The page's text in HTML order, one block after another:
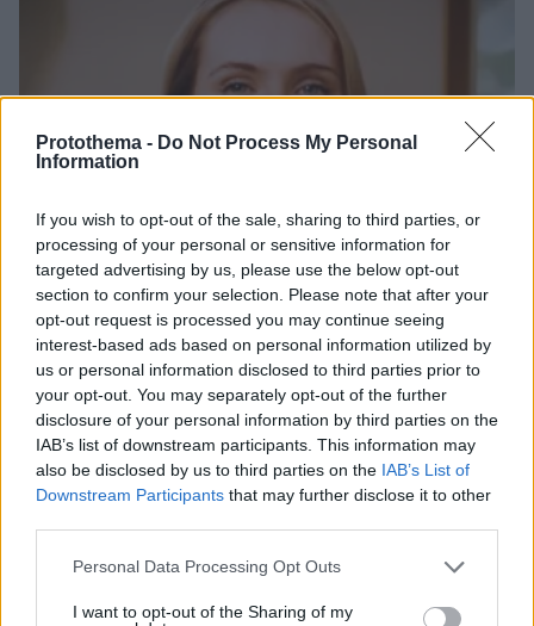
Protothema - Do Not Process My Personal
Information
If you wish to opt-out of the sale, sharing to third parties, or
processing of your personal or sensitive information for
targeted advertising by us, please use the below opt-out
section to confirm your selection. Please note that after your
opt-out request is processed you may continue seeing
interest-based ads based on personal information utilized by
us or personal information disclosed to third parties prior to
your opt-out. You may separately opt-out of the further
disclosure of your personal information by third parties on the
IAB’s list of downstream participants. This information may
also be disclosed by us to third parties on the IAB’s List of
Downstream Participants that may further disclose it to other
Please note that this website/app uses one or more Google
not limited to your visit or usage behaviour. You may click to
Personal Data Processing Opt Outs
I want to opt-out of the Sharing of my
Το DEI College παρουσιάζει τη Sophia. Την πρώτη 24/7
30.07.2026, 09:33